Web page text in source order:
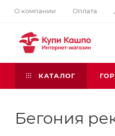
О компании Оплата
КАТАЛОГ
Бегония